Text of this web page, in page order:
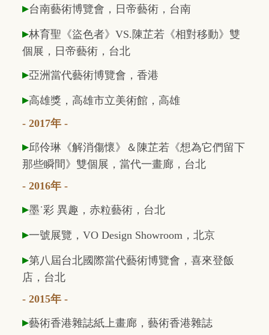
▸台南藝術博覽會，日帝藝術，台南
▸林育聖《盜色者》VS.陳芷若《相對移動》雙
個展，日帝藝術，台北
▸亞洲當代藝術博覽會，香港
▸高雄獎，高雄市立美術館，高雄
- 2017年 -
▸邱伶琳《解消傷懷》＆陳芷若《想為它們留下
那些瞬間》雙個展，當代一畫廊，台北
- 2016年 -
▸墨˙彩 異趣，赤粒藝術，台北
▸一號展覽，VO Design Showroom，北京
▸第八屆台北國際當代藝術博覽會，喜來登飯
店，台北
- 2015年 -
▸藝術香港雜誌紙上畫廊，藝術香港雜誌